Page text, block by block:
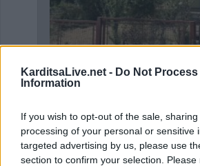
KarditsaLive.net - Do Not Process
Information
If you wish to opt-out of the sale,
processing of your personal or sensitive
targeted advertising by us, please use
section to confirm your selection.
Η Αποκατάσταση Α.Ε. αναζητά για εργασία Νοσηλευτές και Βοηθούς Νοσηλευτές